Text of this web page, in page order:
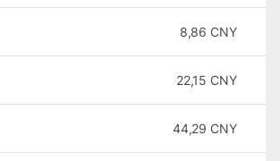
8,86 CNY
22,15 CNY
44,29 CNY